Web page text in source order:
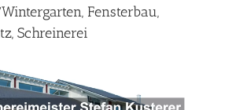
Fensterbau,
Schreinerei